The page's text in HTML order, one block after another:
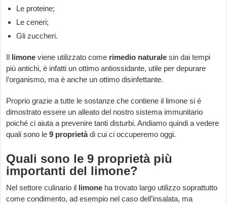
Le proteine;
Le ceneri;
Gli zuccheri.
Il limone viene utilizzato come rimedio naturale sin dai tempi
più antichi, è infatti un ottimo antiossidante, utile per depurare
l’organismo, ma è anche un ottimo disinfettante.
Proprio grazie a tutte le sostanze che contiene il limone si è
dimostrato essere un alleato del nostro sistema immunitario
poiché ci aiuta a prevenire tanti disturbi. Andiamo quindi a vedere
quali sono le 9 proprietàdi cui ci occuperemo oggi.
Quali sono le 9 proprietà più
importanti del limone?
Nel settore culinario il limone ha trovato largo utilizzo soprattutto
come condimento, ad esempio nel caso dell’insalata, ma